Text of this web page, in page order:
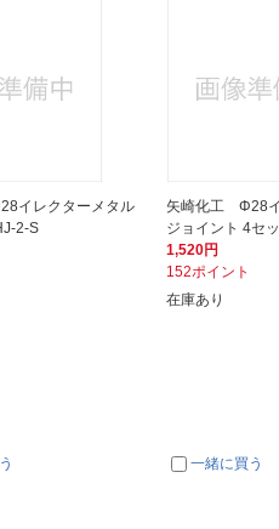
イレクターメタル
2-S
矢崎化工 Φ28
ジョイント 4セ
1,520円
152ポイント
在庫あり
一緒に買う